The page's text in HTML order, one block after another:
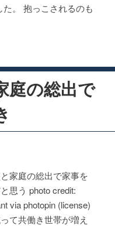
。 抱っこされるのも
庭の総出で
家庭の総出で家事を
思う photo credit:
via photopin (license)
て共働き世帯が増え